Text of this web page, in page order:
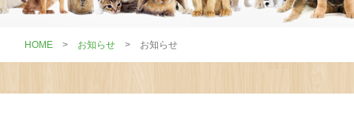
HOME > お知らせ > お知らせ